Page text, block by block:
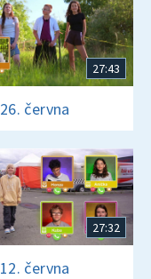
27:43
26. června
27:32
12. června